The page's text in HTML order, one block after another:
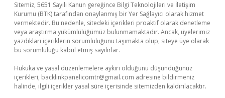
Sitemiz, 5651 Sayılı Kanun gereğince Bilgi Teknolojileri ve İletişim
Kurumu (BTK) tarafından onaylanmış bir Yer Sağlayıcı olarak hizmet
vermektedir. Bu nedenle, sitedeki içerikleri proaktif olarak denetleme
veya araştırma yükümlülüğümüz bulunmamaktadır. Ancak, üyelerimiz
yazdıkları içeriklerin sorumluluğunu taşımakta olup, siteye üye olarak
bu sorumluluğu kabul etmiş sayılırlar.
Hukuka ve yasal düzenlemelere aykırı olduğunu düşündüğünüz
içerikleri, backlinkpanelicomtr@gmail.com adresine bildirmeniz
halinde, ilgili içerikler yasal süre içerisinde sitemizden kaldırılacaktır.